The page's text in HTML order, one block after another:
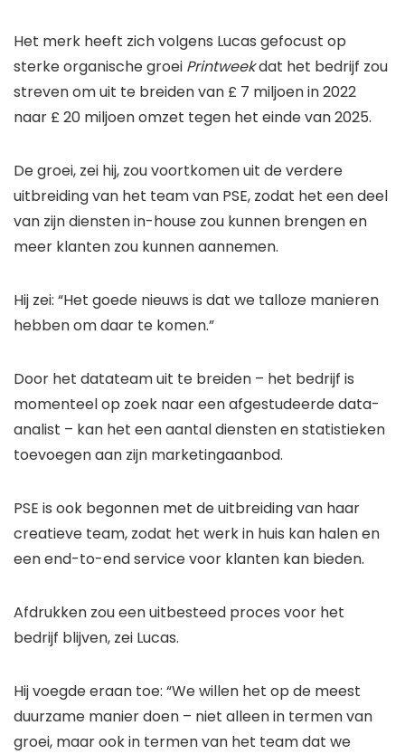
Het merk heeft zich volgens Lucas gefocust op
sterke organische groei Printweekdat het bedrijf zou
streven om uit te breiden van £ 7 miljoen in 2022
naar £ 20 miljoen omzet tegen het einde van 2025.
De groei, zei hij, zou voortkomen uit de verdere
uitbreiding van het team van PSE, zodat het een deel
van zijn diensten in-house zou kunnen brengen en
meer klanten zou kunnen aannemen.
Hij zei: “Het goede nieuws is dat we talloze manieren
hebben om daar te komen.”
Door het datateam uit te breiden – het bedrijf is
momenteel op zoek naar een afgestudeerde data-
analist – kan het een aantal diensten en statistieken
toevoegen aan zijn marketingaanbod.
PSE is ook begonnen met de uitbreiding van haar
creatieve team, zodat het werk in huis kan halen en
een end-to-end service voor klanten kan bieden.
Afdrukken zou een uitbesteed proces voor het
bedrijf blijven, zei Lucas.
Hij voegde eraan toe: “We willen het op de meest
duurzame manier doen – niet alleen in termen van
groei, maar ook in termen van het team dat we